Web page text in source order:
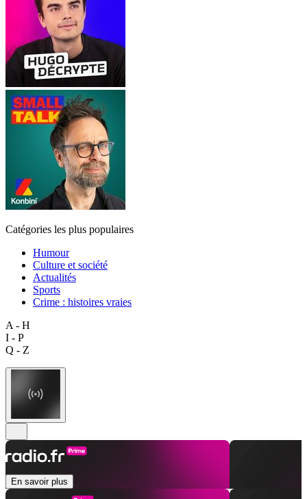
Catégories les plus populaires
Humour
Culture et société
Actualités
Sports
Crime : histoires vraies
A - H
I - P
Q - Z
En savoir plus